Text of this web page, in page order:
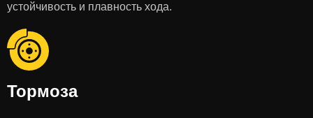
устойчивость и плавность хода.
Тормоза